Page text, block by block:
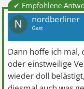
✔ Empfohlene
N nordberliner
Gast
Dann hoffe ich mal,
oder einstweilige
wieder doll